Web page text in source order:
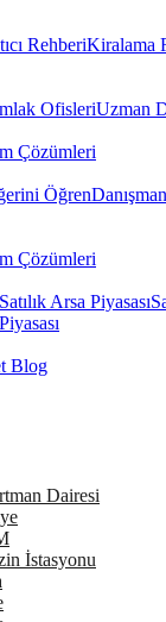
RehberiKiralama
OfisleriUzman
Çözümleri
Öğren
Çözümleri
Satılık Arsa Piyasası
Blog
Dairesi
İstasyonu